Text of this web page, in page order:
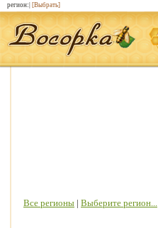
Все регионы | Выберите регион...
регион:| [Выбрать]